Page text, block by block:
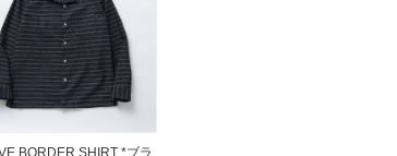
BORDER SHIRT *ブラ